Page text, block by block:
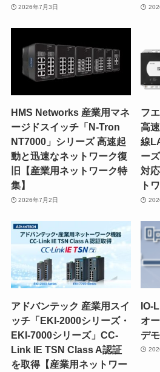
2026年7月3日
HMS Networks 産業用マネ
ージドスイッチ「N-Tron
NT7000」シリーズ 高速起
動と迅速なネットワーク復
旧【産業用ネットワーク特
集】
2026年7月2日
フ
高
線
ー
対
ト
アドバンテック 産業用スイ
ッチ「EKI-2000シリーズ・
EKI-7000シリーズ」CC-
Link IE TSN Class A認証
を取得【産業用ネットワー
IO-
オ
デ